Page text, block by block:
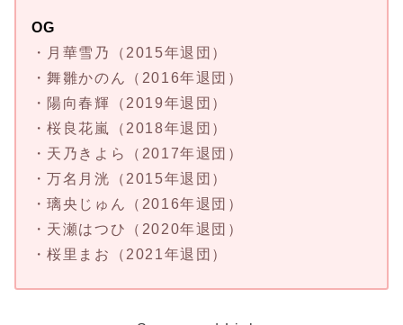
OG
・月華雪乃（2015年退団）
・舞雛かのん（2016年退団）
・陽向春輝（2019年退団）
・桜良花嵐（2018年退団）
・天乃きよら（2017年退団）
・万名月洸（2015年退団）
・璃央じゅん（2016年退団）
・天瀬はつひ（2020年退団）
・桜里まお（2021年退団）